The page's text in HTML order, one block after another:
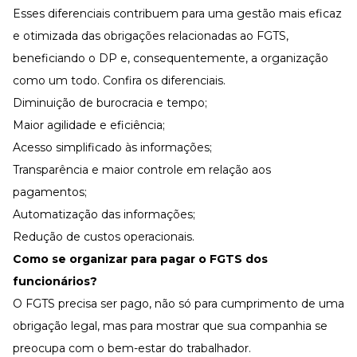
Esses diferenciais contribuem para uma gestão mais eficaz
e otimizada das obrigações relacionadas ao FGTS,
beneficiando o DP e, consequentemente, a organização
como um todo. Confira os diferenciais.
Diminuição de burocracia e tempo;
Maior agilidade e eficiência;
Acesso simplificado às informações;
Transparência e maior controle em relação aos
pagamentos;
Automatização das informações;
Redução de custos operacionais.
Como se organizar para pagar o FGTS dos
funcionários?
O FGTS precisa ser pago, não só para cumprimento de uma
obrigação legal, mas para mostrar que sua companhia se
preocupa com o bem-estar do trabalhador.